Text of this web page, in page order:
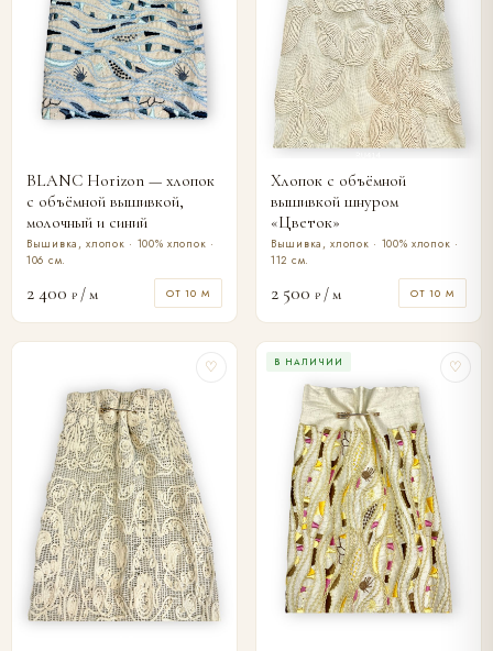
BLANC Horizon — хлопок
с объёмной вышивкой,
молочный и синий
Вышивка, хлопок · 100% хлопок ·
106 см.
2 400 ₽ / м ОТ 10 М
Хлопок с объёмной
вышивкой шнуром
«Цветок»
Вышивка, хлопок · 100% хлопок ·
112 см.
2 500 ₽ / м ОТ 10 М
♡ В НАЛИЧИИ ♡